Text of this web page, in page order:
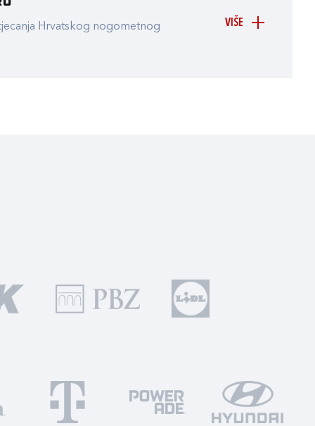
VIŠE
Hrvatskog nogometnog